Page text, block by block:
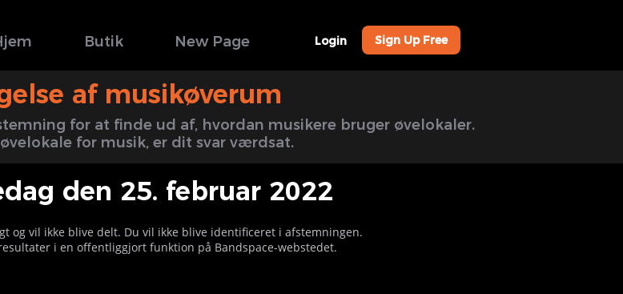
Butik New Page Login Sign Up Free
af musikøverum
for at finde ud af, hvordan musikere bruger øvelokaler.
for musik, er dit svar værdsat.
den 25. februar 2022
og vil ikke blive delt. Du vil ikke blive identificeret i afstemningen.
i en offentliggjort funktion på Bandspace-webstedet.